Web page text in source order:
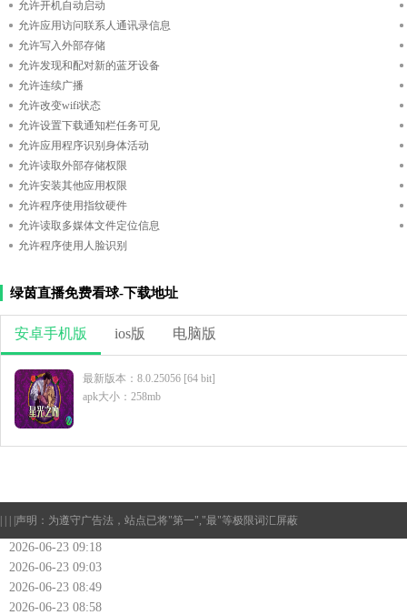
允许开机自动启动
允许应用访问联系人通讯录信息
允许写入外部存储
允许发现和配对新的蓝牙设备
允许连续广播
允许改变wifi状态
允许设置下载通知栏任务可见
允许应用程序识别身体活动
允许读取外部存储权限
允许安装其他应用权限
允许程序使用指纹硬件
允许读取多媒体文件定位信息
允许程序使用人脸识别
绿茵直播免费看球-下载地址
安卓手机版 ios版 电脑版
最新版本：8.0.25056 [64 bit]
apk大小：258mb
声明：为遵守广告法，站点已将"第一","最"等极限词汇屏蔽
2026-06-23 09:18
2026-06-23 09:03
2026-06-23 08:49
2026-06-23 08:58